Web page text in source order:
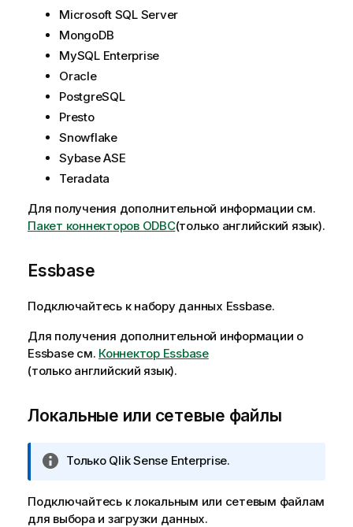
и
Microsoft SQL Server
MongoDB
MySQL Enterprise
Oracle
PostgreSQL
Presto
Snowflake
Sybase ASE
Teradata
Для получения дополнительной информации см.
Пакет коннекторов ODBC(только английский язык).
Essbase
Подключайтесь к набору данных Essbase.
Для получения дополнительной информации о
Essbaseсм. Коннектор Essbase
(только английский язык).
Локальные или сетевые файлы
П
м
Только Qlik Sense Enterprise.
Подключайтесь к локальным или сетевым файлам
для выбора и загрузки данных.